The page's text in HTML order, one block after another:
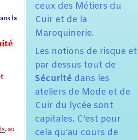
ceux des Métiers du
Cuir et de la
Maroquinerie.
Les notions de risque et
par dessus tout de
Sécurité dans les
ateliers de Mode et de
Cuir du lycée sont
capitales. C’est pour
cela qu’au cours de